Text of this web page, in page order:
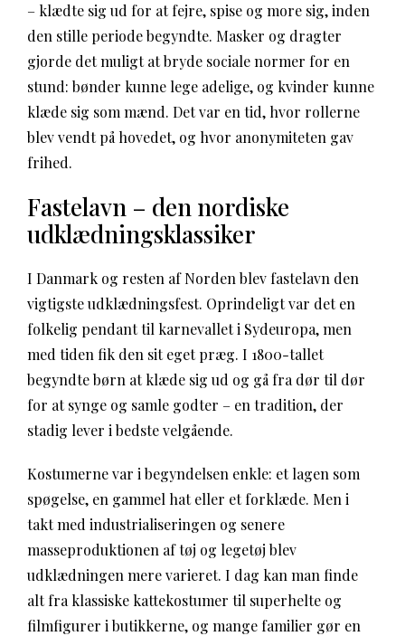
– klædte sig ud for at fejre, spise og more sig, inden
den stille periode begyndte. Masker og dragter
gjorde det muligt at bryde sociale normer for en
stund: bønder kunne lege adelige, og kvinder kunne
klæde sig som mænd. Det var en tid, hvor rollerne
blev vendt på hovedet, og hvor anonymiteten gav
frihed.
Fastelavn – den nordiske
udklædningsklassiker
I Danmark og resten af Norden blev fastelavn den
vigtigste udklædningsfest. Oprindeligt var det en
folkelig pendant til karnevallet i Sydeuropa, men
med tiden fik den sit eget præg. I 1800-tallet
begyndte børn at klæde sig ud og gå fra dør til dør
for at synge og samle godter – en tradition, der
stadig lever i bedste velgående.
Kostumerne var i begyndelsen enkle: et lagen som
spøgelse, en gammel hat eller et forklæde. Men i
takt med industrialiseringen og senere
masseproduktionen af tøj og legetøj blev
udklædningen mere varieret. I dag kan man finde
alt fra klassiske kattekostumer til superhelte og
filmfigurer i butikkerne, og mange familier gør en